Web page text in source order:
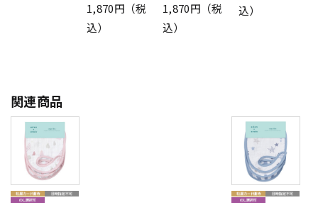
1,870円（税
込）
1,870円（税
込）
込）
関連商品